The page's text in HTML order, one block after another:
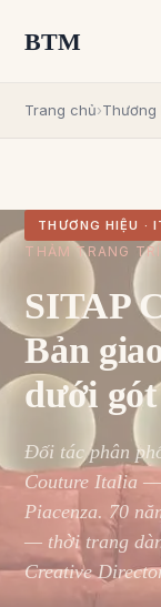
BTM
Trang chủ›Thương
THƯƠNG HIỆU ·
THẢM TRANG
SITAP
Bản
dưới
Đối tác phân
Couture Italia
Piacenza. 70
— thời trang
Creative